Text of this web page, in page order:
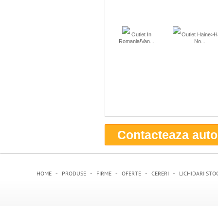
Outlet In
Romania!Van...
Outlet
No...
Contacteaza
HOME - PRODUSE - FIRME - OFERTE - CERERI - LICHIDARI